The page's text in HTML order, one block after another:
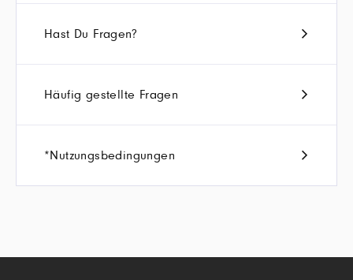
Hast Du Fragen?
Häufig gestellte Fragen
*Nutzungsbedingungen